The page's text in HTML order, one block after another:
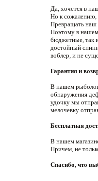
Да, хочется в
Но к сожалению,
Превращать наш
Поэтому в
бюджетные, так
достойный
воблер, и не
Гарантия и
В нашем
обнаружения
удочку мы
мелочевку
Бесплатная
В нашем
Причем, не
Спасибо, что